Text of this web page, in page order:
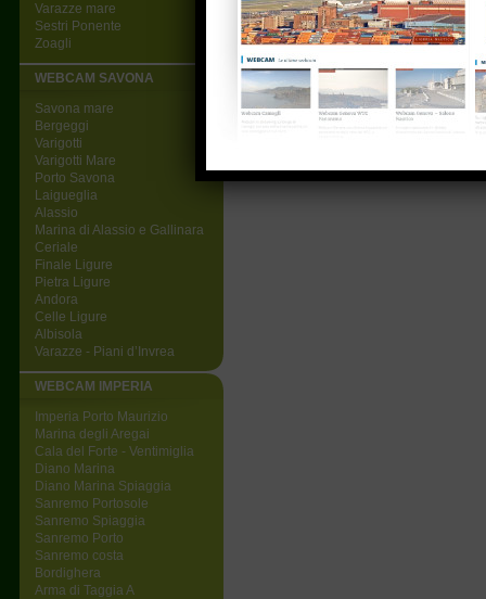
Varazze mare
Sestri Ponente
Zoagli
WEBCAM SAVONA
Savona mare
Bergeggi
Varigotti
Varigotti Mare
Porto Savona
Laigueglia
Alassio
Marina di Alassio e Gallinara
Ceriale
Finale Ligure
Pietra Ligure
Andora
Celle Ligure
Albisola
Varazze - Piani d’Invrea
WEBCAM IMPERIA
Imperia Porto Maurizio
Marina degli Aregai
Cala del Forte - Ventimiglia
Diano Marina
Diano Marina Spiaggia
Sanremo Portosole
Sanremo Spiaggia
Sanremo Porto
Sanremo costa
Bordighera
Arma di Taggia A